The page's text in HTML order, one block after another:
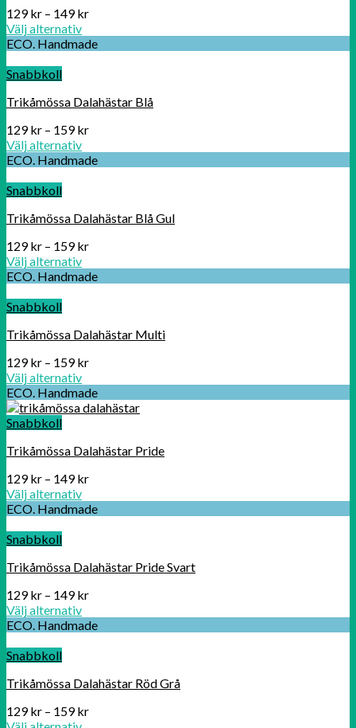
129kr – 149kr
Välj alternativ
ECO. Handmade
Snabbkoll
Trikåmössa Dalahästar Blå
129kr – 159kr
Välj alternativ
ECO. Handmade
Snabbkoll
Trikåmössa Dalahästar Blå Gul
129kr – 159kr
Välj alternativ
ECO. Handmade
Snabbkoll
Trikåmössa Dalahästar Multi
129kr – 159kr
Välj alternativ
ECO. Handmade
Snabbkoll
Trikåmössa Dalahästar Pride
129kr – 149kr
Välj alternativ
ECO. Handmade
Snabbkoll
Trikåmössa Dalahästar Pride Svart
129kr – 149kr
Välj alternativ
ECO. Handmade
Snabbkoll
Trikåmössa Dalahästar Röd Grå
129kr – 159kr